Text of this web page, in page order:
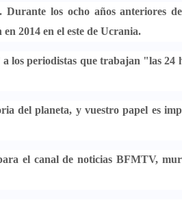
. Durante los ocho años anteriores
en 2014 en el este de Ucrania.
los periodistas que trabajan "las 24
del planeta, y vuestro papel es
el canal de noticias BFMTV,